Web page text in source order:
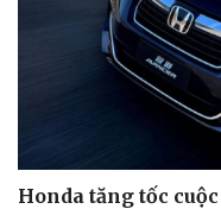
Honda tăng tốc